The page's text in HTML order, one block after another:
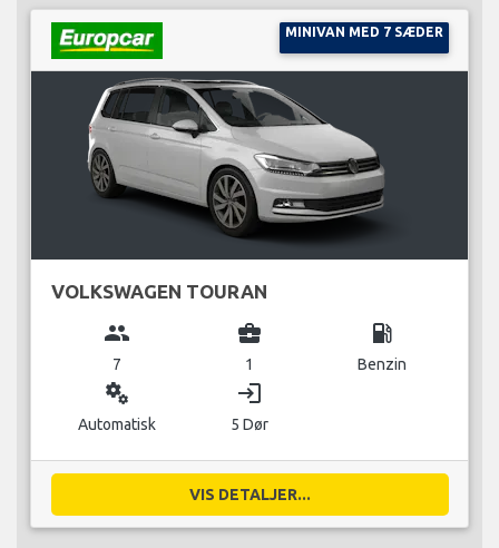
MINIVAN MED 7 SÆDER
VOLKSWAGEN TOURAN
group
7
business_center
1
local_gas_station
Benzin
miscellaneous_services
Automatisk
login
5 Dør
VIS DETALJER...